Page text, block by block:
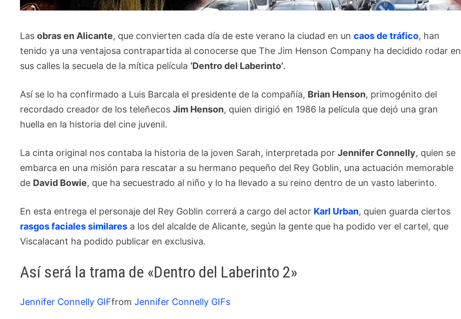
Lasobras en Alicante, que convierten cada día de este verano la ciudad en uncaos de tráfico, han
tenido ya una ventajosa contrapartida al conocerse que The Jim Henson Company ha decidido rodar en
sus calles la secuela de la mítica película ‘Dentro del Laberinto’.
Así se lo ha confirmado a Luis Barcala el presidente de la compañía, Brian Henson, primogénito del
recordado creador de los teleñecosJim Henson, quien dirigió en 1986 la película que dejó una gran
huella en la historia del cine juvenil.
La cinta original nos contaba la historia de la joven Sarah, interpretada porJennifer Connelly, quien se
embarca en una misión para rescatar a su hermano pequeño del Rey Goblin, una actuación memorable
de David Bowie, que ha secuestrado al niño y lo ha llevado a su reino dentro de un vasto laberinto.
En esta entrega el personaje del Rey Goblin correrá a cargo del actor Karl Urban, quien guarda ciertos
rasgos faciales similares a los del alcalde de Alicante, según la gente que ha podido ver el cartel, que
Viscalacant ha podido publicar en exclusiva.
Así será la trama de «Dentro del Laberinto 2»
Jennifer Connelly GIFfromJennifer Connelly GIFs